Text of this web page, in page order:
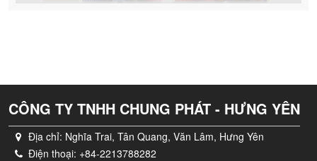
CÔNG TY TNHH CHUNG PHÁT - HƯNG YÊN
Địa chỉ: Nghĩa Trai, Tân Quang, Văn Lâm, Hưng Yên
Điện thoại: +84-2213788282